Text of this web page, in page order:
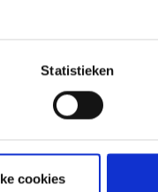
Statistieken
cookies